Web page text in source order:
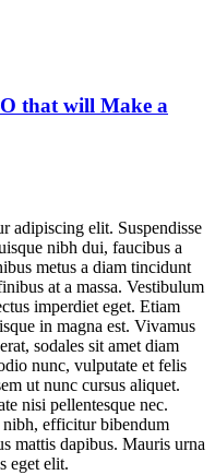
that will Make a
adipiscing elit. Suspendisse
nibh dui, faucibus a
metus a diam tincidunt
at a massa. Vestibulum
imperdiet eget. Etiam
in magna est. Vivamus
sodales sit amet diam
nunc, vulputate et felis
ut nunc cursus aliquet.
nisi pellentesque nec.
nibh, efficitur bibendum
mattis dapibus. Mauris urna
eget elit.